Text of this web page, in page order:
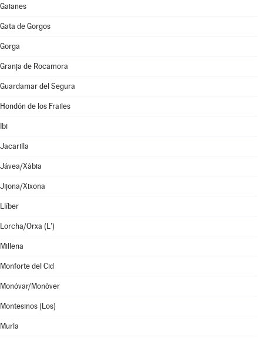
Gaianes
Gata de Gorgos
Gorga
Granja de Rocamora
Guardamar del Segura
Hondón de los Frailes
Ibi
Jacarilla
Jávea/Xàbia
Jijona/Xixona
Llíber
Lorcha/Orxa (L')
Millena
Monforte del Cid
Monóvar/Monòver
Montesinos (Los)
Murla